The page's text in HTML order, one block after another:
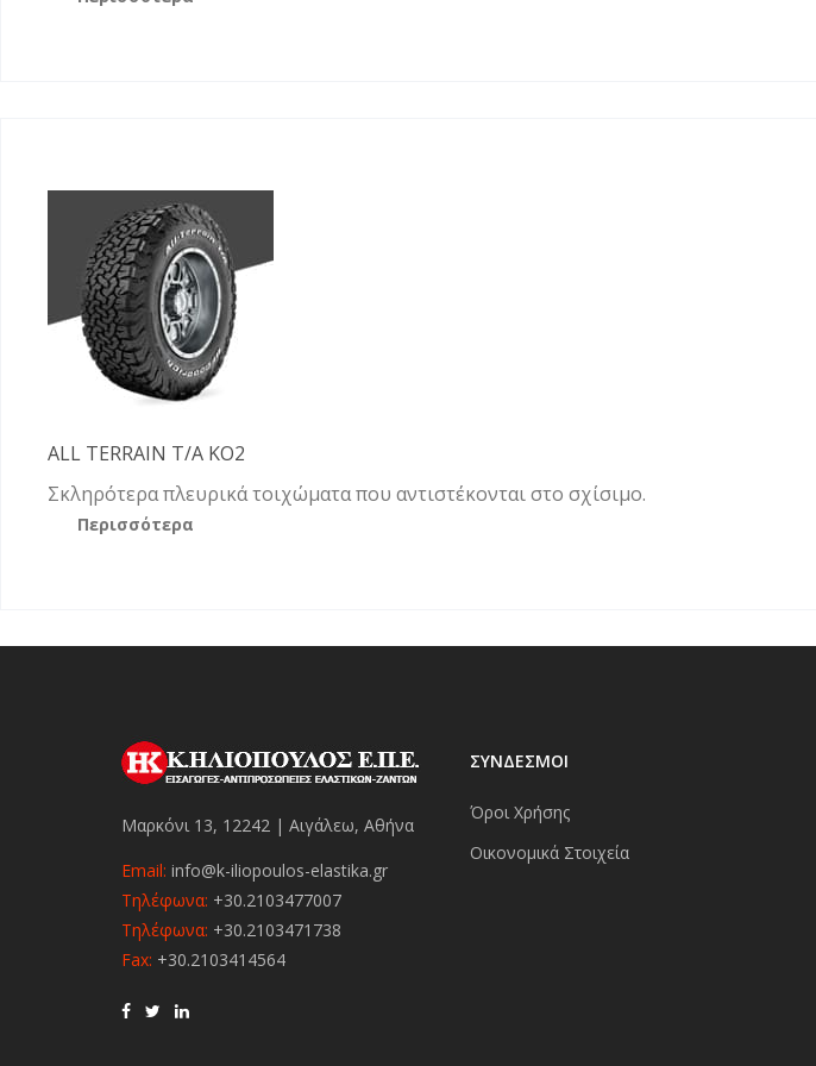
ALL TERRAIN T/A KO2
Σκληρότερα πλευρικά τοιχώματα που αντιστέκονται στο σχίσιμο.
Περισσότερα
Μαρκόνι 13, 12242 | Αιγάλεω, Αθήνα
Email: info@k-iliopoulos-elastika.gr
Τηλέφωνα: +30.2103477007
Τηλέφωνα: +30.2103471738
Fax: +30.2103414564
ΣΥΝΔΕΣΜΟΙ
Όροι Χρήσης
Οικονομικά Στοιχεία